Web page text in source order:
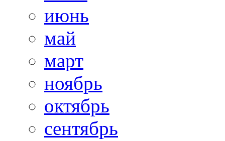
июнь
май
март
ноябрь
октябрь
сентябрь